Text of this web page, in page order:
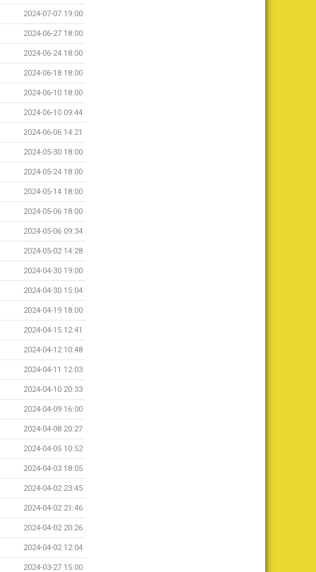
2024-07-07 19:00
2024-06-27 18:00
2024-06-24 18:00
2024-06-18 18:00
2024-06-10 18:00
2024-06-10 09:44
2024-06-06 14:21
2024-05-30 18:00
2024-05-24 18:00
2024-05-14 18:00
2024-05-06 18:00
2024-05-06 09:34
2024-05-02 14:28
2024-04-30 19:00
2024-04-30 15:04
2024-04-19 18:00
2024-04-15 12:41
2024-04-12 10:48
2024-04-11 12:03
2024-04-10 20:33
2024-04-09 16:00
2024-04-08 20:27
2024-04-05 10:52
2024-04-03 18:05
2024-04-02 23:45
2024-04-02 21:46
2024-04-02 20:26
2024-04-02 12:04
2024-03-27 15:00